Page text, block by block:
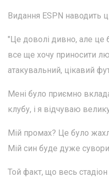
Видання ESPN наводить
"Це доволі дивно, але це
все ще хочу приносити
атакувальний, цікавий
Мені було приємно
клубу, і я відчуваю
Мій промах? Це було
Мій син буде дуже
Той факт, що весь